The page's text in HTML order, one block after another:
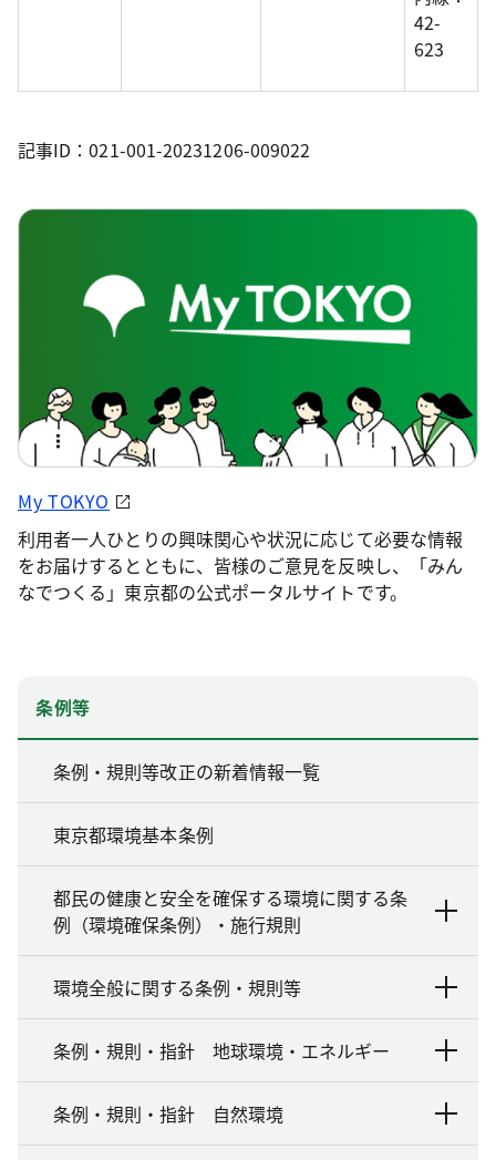
42-
623
記事ID：021-001-20231206-009022
My TOKYO
利用者一人ひとりの興味関心や状況に応じて必要な情報
をお届けするとともに、皆様のご意見を反映し、「みん
なでつくる」東京都の公式ポータルサイトです。
条例等
条例・規則等改正の新着情報一覧
東京都環境基本条例
都民の健康と安全を確保する環境に関する条
例（環境確保条例）・施行規則
環境全般に関する条例・規則等
条例・規則・指針 地球環境・エネルギー
条例・規則・指針 自然環境